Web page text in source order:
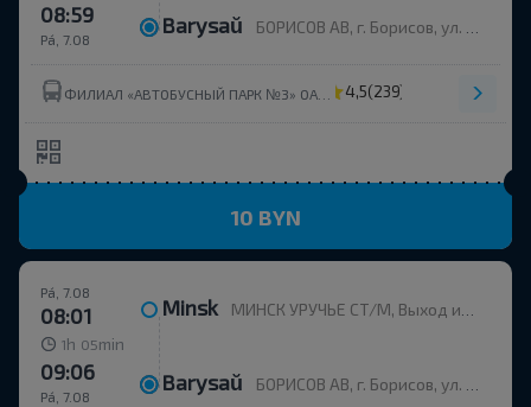
Pá, 7.08
08:59 Barysaŭ БОРИСОВ АВ, г. Борисов, ул. Строителей, 35
4,5(239)
10 BYN
Pá, 7.08
08:01 Minsk МИНСК УРУЧЬЕ СТ/М, Выход из метро, напротив дома пр. Независимости, 168к2
1h 05 min
Pá, 7.08
09:06 Barysaŭ БОРИСОВ АВ, г. Борисов, ул. Строителей, 35